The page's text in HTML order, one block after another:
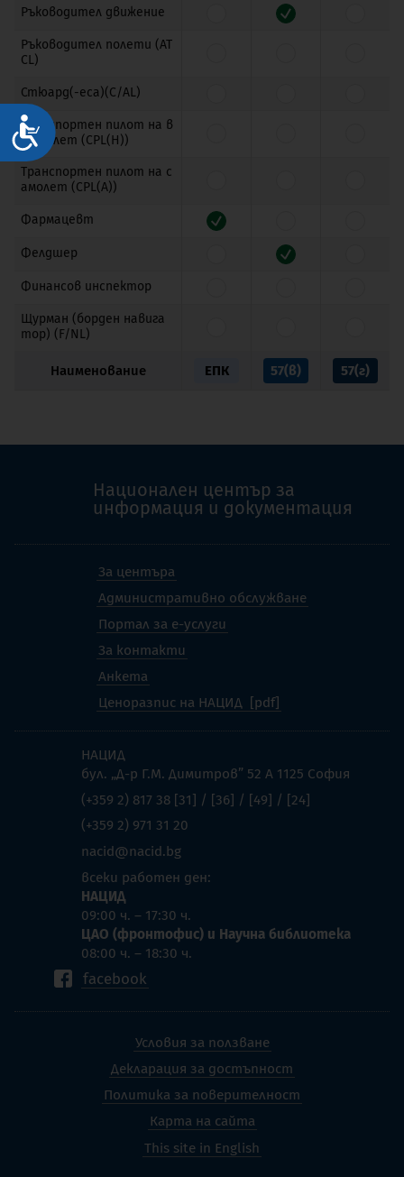
Достъпност
Ръководител движение
Ръководител полети (AT
CL)
Стюард(-еса)(C/AL)
Транспортен пилот на в
ертолет (CPL(H))
Транспортен пилот на с
амолет (CPL(A))
Фармацевт
Фелдшер
Финансов инспектор
Щурман (борден навига
тор) (F/NL)
Наименование ЕПК 57(в) 57(г)
Национален център за
информация и документация
За центъра
Административно обслужване
Портал за е-услуги
За контакти
Анкета
Ценоразпис на НАЦИД
НАЦИД
бул. „Д-р Г.М. Димитров” 52 А 1125 София
(+359 2) 817 38 [31] / [36] / [49] / [24]
(+359 2) 971 31 20
nacid@nacid.bg
всеки работен ден:
НАЦИД
09:00 ч. – 17:30 ч.
ЦАО (фронтофис) и Научна библиотека
08:00 ч. – 18:30 ч.
facebook
Условия за ползване
Декларация за достъпност
Политика за поверителност
Карта на сайта
This site in English